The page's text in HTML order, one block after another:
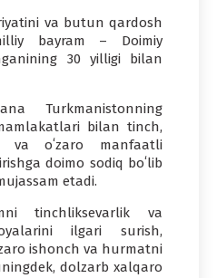
va butun qardosh
bayram – Doimiy
30 yilligi bilan
Turkmanistonning
bilan tinch,
va oʻzaro manfaatli
doimo sodiq boʻlib
etadi.
tinchliksevarlik va
ilgari surish,
ishonch va hurmatni
dolzarb xalqaro